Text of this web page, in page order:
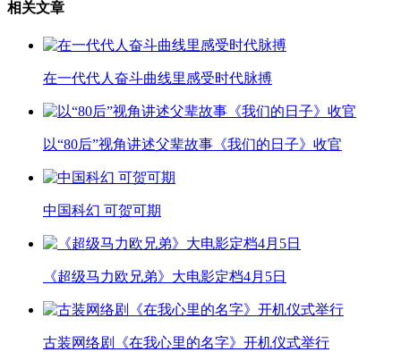
相关文章
在一代代人奋斗曲线里感受时代脉搏
以“80后”视角讲述父辈故事《我们的日子》收官
中国科幻 可贺可期
《超级马力欧兄弟》大电影定档4月5日
古装网络剧《在我心里的名字》开机仪式举行